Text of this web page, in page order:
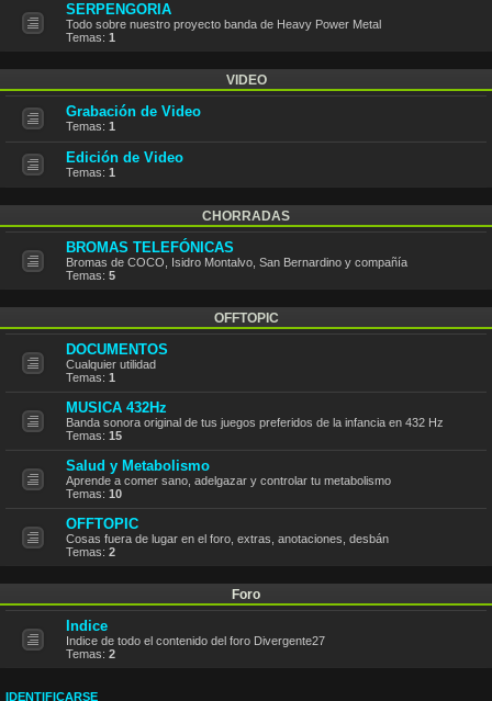
SERPENGORIA
Todo sobre nuestro proyecto banda de Heavy Power Metal
Temas: 1
VIDEO
Grabación de Video
Temas: 1
Edición de Video
Temas: 1
CHORRADAS
BROMAS TELEFÓNICAS
Bromas de COCO, Isidro Montalvo, San Bernardino y compañía
Temas: 5
OFFTOPIC
DOCUMENTOS
Cualquier utilidad
Temas: 1
MUSICA 432Hz
Banda sonora original de tus juegos preferidos de la infancia en 432 Hz
Temas: 15
Salud y Metabolismo
Aprende a comer sano, adelgazar y controlar tu metabolismo
Temas: 10
OFFTOPIC
Cosas fuera de lugar en el foro, extras, anotaciones, desbán
Temas: 2
Foro
Indice
Indice de todo el contenido del foro Divergente27
Temas: 2
IDENTIFICARSE